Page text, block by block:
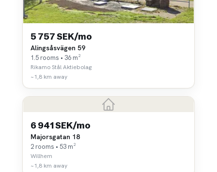
5 757 SEK/mo
Alingsåsvägen 59
1.5 rooms • 36 m²
Rikamo Stål Aktiebolag
~1,8 km away
6 941 SEK/mo
Majorsgatan 18
2 rooms • 53 m²
Willhem
~1,8 km away